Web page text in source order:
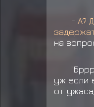
- А?
на
уж если
от